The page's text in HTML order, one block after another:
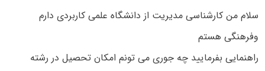
سلام من کارشناسی مدیریت از دانشگاه علمی کاربردی دارم
وفرهنگی هستم
راهنمایی بفرمایید چه جوری می تونم امکان تحصیل در رشته